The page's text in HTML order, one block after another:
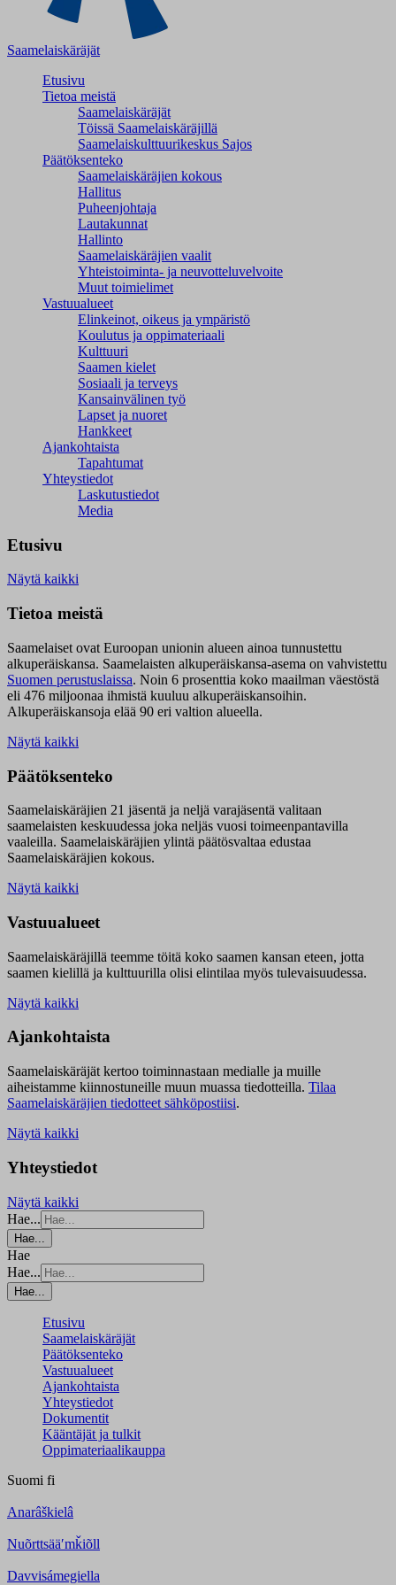
Saamelaiskäräjät
Etusivu
Tietoa meistä
Saamelaiskäräjät
Töissä Saamelaiskäräjillä
Saamelaiskulttuuri­keskus Sajos
Päätöksenteko
Saamelaiskäräjien kokous
Hallitus
Puheenjohtaja
Lautakunnat
Hallinto
Saamelaiskäräjien vaalit
Yhteistoiminta- ja neuvotteluvelvoite
Muut toimielimet
Vastuualueet
Elinkeinot, oikeus ja ympäristö
Koulutus ja oppimateriaali
Kulttuuri
Saamen kielet
Sosiaali ja terveys
Kansainvälinen työ
Lapset ja nuoret
Hankkeet
Ajankohtaista
Tapahtumat
Yhteystiedot
Laskutustiedot
Media
Etusivu
Näytä kaikki
Tietoa meistä
Saamelaiset ovat Euroopan unionin alueen ainoa tunnustettu
alkuperäiskansa. Saamelaisten alkuperäiskansa-asema on vahvistettu
Suomen perustuslaissa. Noin 6 prosenttia koko maailman väestöstä
eli 476 miljoonaa ihmistä kuuluu alkuperäiskansoihin.
Alkuperäiskansoja elää 90 eri valtion alueella.
Näytä kaikki
Päätöksenteko
Saamelaiskäräjien 21 jäsentä ja neljä varajäsentä valitaan
saamelaisten keskuudessa joka neljäs vuosi toimeenpantavilla
vaaleilla. Saamelaiskäräjien ylintä päätösvaltaa edustaa
Saamelaiskäräjien kokous.
Näytä kaikki
Vastuualueet
Saamelaiskäräjillä teemme töitä koko saamen kansan eteen, jotta
saamen kielillä ja kulttuurilla olisi elintilaa myös tulevaisuudessa.
Näytä kaikki
Ajankohtaista
Saamelaiskäräjät kertoo toiminnastaan medialle ja muille
aiheistamme kiinnostuneille muun muassa tiedotteilla. Tilaa
Saamelaiskäräjien tiedotteet sähköpostiisi.
Näytä kaikki
Yhteystiedot
Näytä kaikki
Hae...
Hae...
Hae
Hae...
Hae...
Etusivu
Saamelaiskäräjät
Päätöksenteko
Vastuualueet
Ajankohtaista
Yhteystiedot
Dokumentit
Kääntäjät ja tulkit
Oppimateriaalikauppa
Suomi fi
Anarâškielâ
Nuõrttsääʹmǩiõll
Davvisámegiella